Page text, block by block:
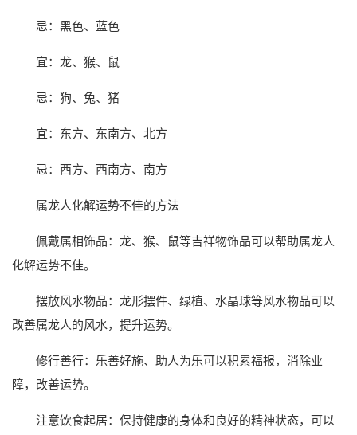
忌：黑色、蓝色
宜：龙、猴、鼠
忌：狗、兔、猪
宜：东方、东南方、北方
忌：西方、西南方、南方
属龙人化解运势不佳的方法
佩戴属相饰品：龙、猴、鼠等吉祥物饰品可以帮助属龙人
化解运势不佳。
摆放风水物品：龙形摆件、绿植、水晶球等风水物品可以
改善属龙人的风水，提升运势。
修行善行：乐善好施、助人为乐可以积累福报，消除业
障，改善运势。
注意饮食起居：保持健康的身体和良好的精神状态，可以